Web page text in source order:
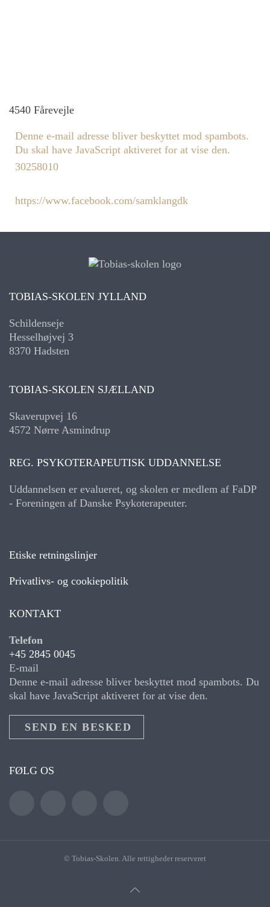
4540 Fårevejle
Denne e-mail adresse bliver beskyttet mod spambots.
Du skal have JavaScript aktiveret for at vise den.
30258010
https://www.facebook.com/samklangdk
TOBIAS-SKOLEN JYLLAND
Schildenseje
Hesselhøjvej 3
8370 Hadsten
TOBIAS-SKOLEN SJÆLLAND
Skaverupvej 16
4572 Nørre Asmindrup
REG. PSYKOTERAPEUTISK UDDANNELSE
Uddannelsen er evalueret, og skolen er medlem af FaDP
- Foreningen af Danske Psykoterapeuter.
Etiske retningslinjer
Privatlivs- og cookiepolitik
KONTAKT
Telefon
+45 2845 0045
E-mail
Denne e-mail adresse bliver beskyttet mod spambots. Du
skal have JavaScript aktiveret for at vise den.
SEND EN BESKED
FØLG OS
© Tobias-Skolen. Alle rettigheder reserveret